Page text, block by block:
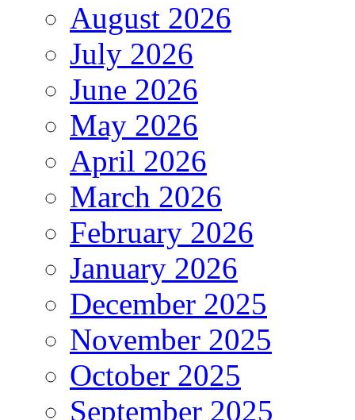
August 2026
July 2026
June 2026
May 2026
April 2026
March 2026
February 2026
January 2026
December 2025
November 2025
October 2025
September 2025